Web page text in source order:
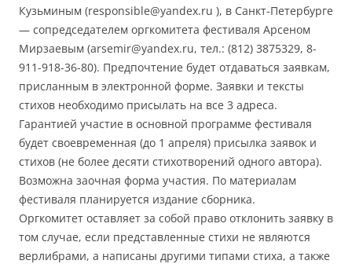
Кузьминым (responsible@yandex.ru ), в Санкт-Петербурге
— сопредседателем оргкомитета фестиваля Арсеном
Мирзаевым (arsemir@yandex.ru, тел.: (812) 3875329, 8-
911-918-36-80). Предпочтение будет отдаваться заявкам,
присланным в электронной форме. Заявки и тексты
стихов необходимо присылать на все 3 адреса.
Гарантией участие в основной программе фестиваля
будет своевременная (до 1 апреля) присылка заявок и
стихов (не более десяти стихотворений одного автора).
Возможна заочная форма участия. По материалам
фестиваля планируется издание сборника.
Оргкомитет оставляет за собой право отклонить заявку в
том случае, если представленные стихи не являются
верлибрами, а написаны другими типами стиха, а также